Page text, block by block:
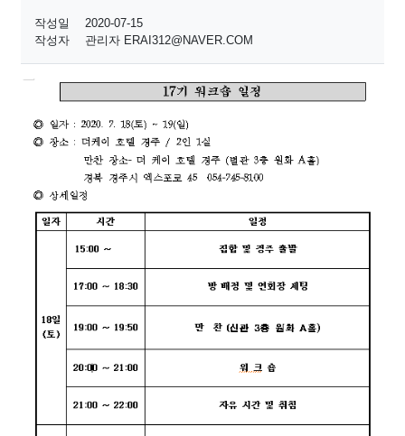
작성일
2020-07-15
작성자
관리자 ERAI312@NAVER.COM